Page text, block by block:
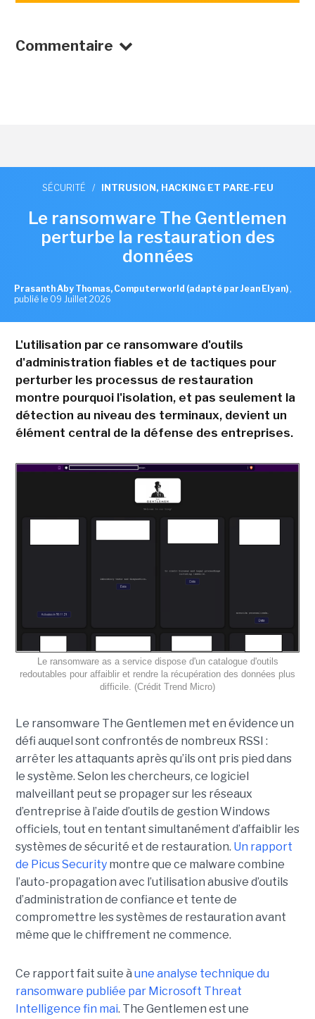
Commentaire
SÉCURITÉ / INTRUSION, HACKING ET PARE-FEU
Le ransomware The Gentlemen
perturbe la restauration des
données
Prasanth Aby Thomas, Computerworld (adapté par Jean Elyan) ,
publié le 09 Juillet 2026
L'utilisation par ce ransomware d'outils
d'administration fiables et de tactiques pour
perturber les processus de restauration
montre pourquoi l'isolation, et pas seulement la
détection au niveau des terminaux, devient un
élément central de la défense des entreprises.
Le ransomware as a service dispose d'un catalogue d'outils
redoutables pour affaiblir et rendre la récupération des données plus
difficile. (Crédit Trend Micro)
Le ransomware The Gentlemen met en évidence un
défi auquel sont confrontés de nombreux RSSI :
arrêter les attaquants après qu’ils ont pris pied dans
le système. Selon les chercheurs, ce logiciel
malveillant peut se propager sur les réseaux
d’entreprise à l’aide d’outils de gestion Windows
officiels, tout en tentant simultanément d’affaiblir les
systèmes de sécurité et de restauration. Un rapport
de Picus Securitymontre que ce malware combine
l’auto-propagation avec l’utilisation abusive d’outils
d’administration de confiance et tente de
compromettre les systèmes de restauration avant
même que le chiffrement ne commence.
Ce rapport fait suite à une analyse technique du
ransomware publiée par Microsoft Threat
Intelligence fin mai. The Gentlemen est une